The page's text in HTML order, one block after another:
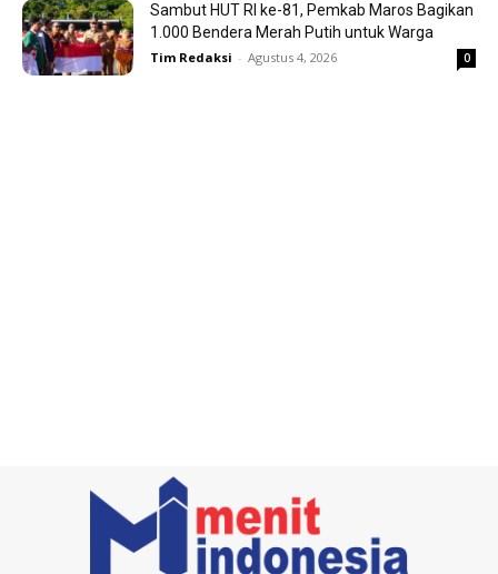
Sambut HUT RI ke-81, Pemkab Maros Bagikan
1.000 Bendera Merah Putih untuk Warga
Tim Redaksi - Agustus 4, 2026 0